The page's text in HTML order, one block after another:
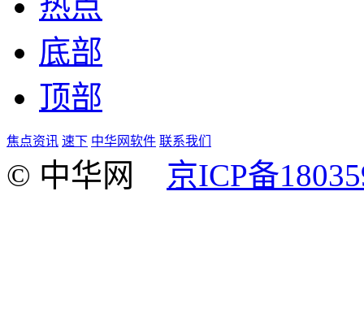
底部
顶部
焦点资讯 速下 中华网软件 联系我们
© 中华网 京ICP备